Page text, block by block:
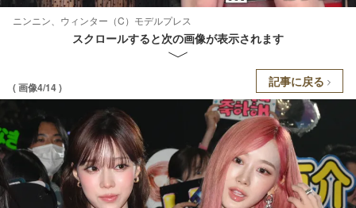
ニンニン、ウィンター（C）モデルプレス
スクロールすると次の画像が表示されます
( 画像4/14 ) 記事に戻る